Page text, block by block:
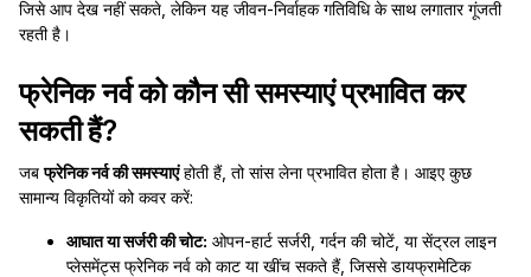
जिसे आप देख नहीं सकते, लेकिन यह जीवन-निर्वाहक गतिविधि के साथ लगातार गूंजती
रहती है।
फ्रेनिक नर्व को कौन सी समस्याएं प्रभावित कर
सकती हैं?
जबफ्रेनिक नर्व की समस्याएंहोती हैं, तो सांस लेना प्रभावित होता है। आइए कुछ
सामान्य विकृतियों को कवर करें:
आघात या सर्जरी की चोट: ओपन-हार्ट सर्जरी, गर्दन की चोटें, या सेंट्रल लाइन
प्लेसमेंट्स फ्रेनिक नर्व को काट या खींच सकते हैं, जिससे डायफ्रामेटिक